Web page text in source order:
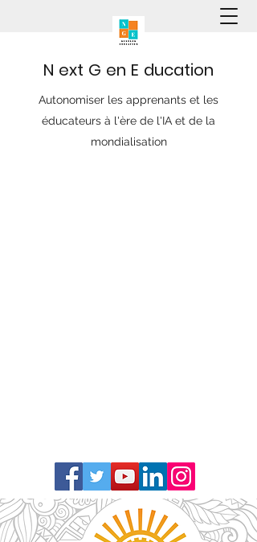
N ext G en E ducation
Autonomiser les apprenants et les
éducateurs à l'ère de l'IA et de la
mondialisation